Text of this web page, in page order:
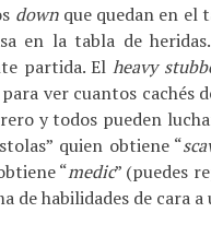
downque quedan en el
en la tabla de
partida. El heavy
ver cuantos cachés
y todos pueden
quien obtiene “
“medic” (puedes
de habilidades de cara a